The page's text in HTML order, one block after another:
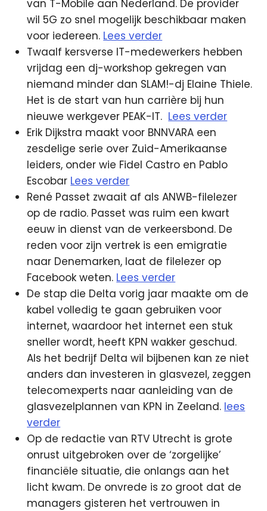
van T-Mobile aan Nederland. De provider
wil 5G zo snel mogelijk beschikbaar maken
voor iedereen. Lees verder
Twaalf kersverse IT-medewerkers hebben
vrijdag een dj-workshop gekregen van
niemand minder dan SLAM!-dj Elaine Thiele.
Het is de start van hun carrière bij hun
nieuwe werkgever PEAK-IT. Lees verder
Erik Dijkstra maakt voor BNNVARA een
zesdelige serie over Zuid-Amerikaanse
leiders, onder wie Fidel Castro en Pablo
Escobar Lees verder
René Passet zwaait af als ANWB-filelezer
op de radio. Passet was ruim een kwart
eeuw in dienst van de verkeersbond. De
reden voor zijn vertrek is een emigratie
naar Denemarken, laat de filelezer op
Facebook weten. Lees verder
De stap die Delta vorig jaar maakte om de
kabel volledig te gaan gebruiken voor
internet, waardoor het internet een stuk
sneller wordt, heeft KPN wakker geschud.
Als het bedrijf Delta wil bijbenen kan ze niet
anders dan investeren in glasvezel, zeggen
telecomexperts naar aanleiding van de
glasvezelplannen van KPN in Zeeland. lees
verder
Op de redactie van RTV Utrecht is grote
onrust uitgebroken over de ‘zorgelijke’
financiële situatie, die onlangs aan het
licht kwam. De onvrede is zo groot dat de
managers gisteren het vertrouwen in